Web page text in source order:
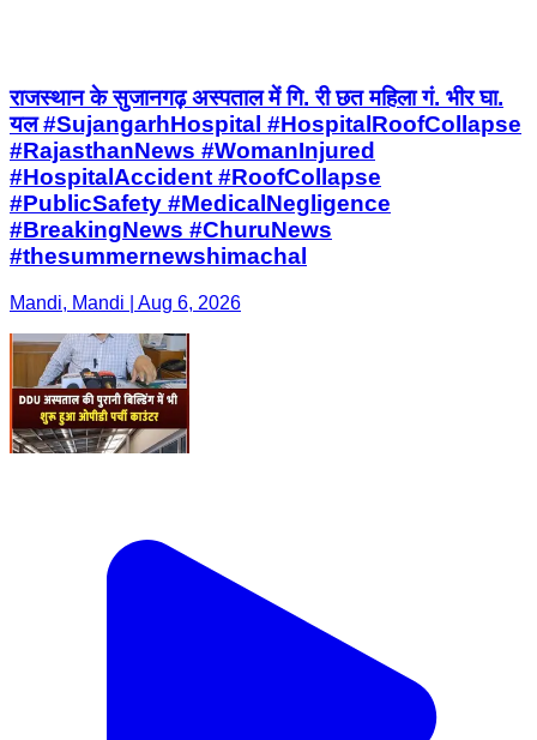
राजस्थान के सुजानगढ़ अस्पताल में गि. री छत महिला गं. भीर घा.
यल #SujangarhHospital #HospitalRoofCollapse
#RajasthanNews #WomanInjured
#HospitalAccident #RoofCollapse
#PublicSafety #MedicalNegligence
#BreakingNews #ChuruNews
#thesummernewshimachal
Mandi, Mandi | Aug 6, 2026